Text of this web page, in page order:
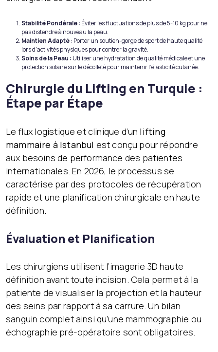
Stabilité Pondérale : Éviter les fluctuations de plus de 5-10 kg pour ne
pas distendre à nouveau la peau.
Maintien Adapté : Porter un soutien-gorge de sport de haute qualité
lors d’activités physiques pour contrer la gravité.
Soins de la Peau : Utiliser une hydratation de qualité médicale et une
protection solaire sur le décolleté pour maintenir l’élasticité cutanée.
Chirurgie du Lifting en Turquie :
Étape par Étape
Le flux logistique et clinique d’un lifting
mammaire à Istanbul est conçu pour répondre
aux besoins de performance des patientes
internationales. En 2026, le processus se
caractérise par des protocoles de récupération
rapide et une planification chirurgicale en haute
définition.
Évaluation et Planification
Les chirurgiens utilisent l’imagerie 3D haute
définition avant toute incision. Cela permet à la
patiente de visualiser la projection et la hauteur
des seins par rapport à sa carrure. Un bilan
sanguin complet ainsi qu’une mammographie ou
échographie pré-opératoire sont obligatoires.